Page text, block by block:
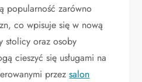
popularność zarówno
co wpisuje się w nową
stolicy oraz osoby
cieszyć się usługami na
przezsalon